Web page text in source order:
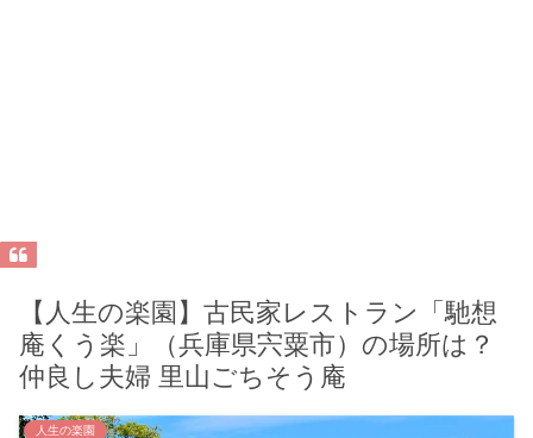
【人生の楽園】古民家レストラン「馳想
庵くう楽」（兵庫県宍粟市）の場所は？
仲良し夫婦 里山ごちそう庵
人生の楽園